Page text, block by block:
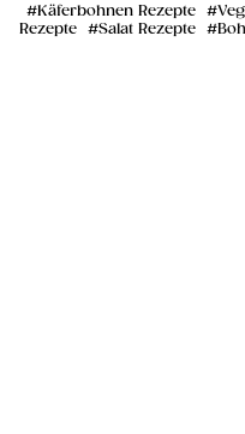
Käferbohnen Rezepte
Rezepte
Salat Rezepte